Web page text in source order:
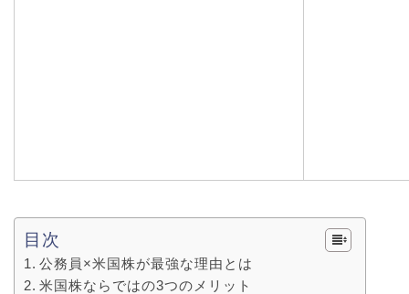
目次
公務員×米国株が最強な理由とは
米国株ならではの3つのメリット